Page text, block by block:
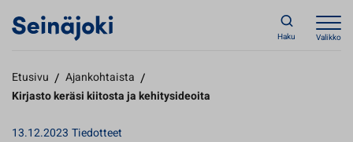
Haku Valikko
Etusivu / Ajankohtaista /
Kirjasto keräsi kiitosta ja kehitysideoita
13.12.2023 Tiedotteet